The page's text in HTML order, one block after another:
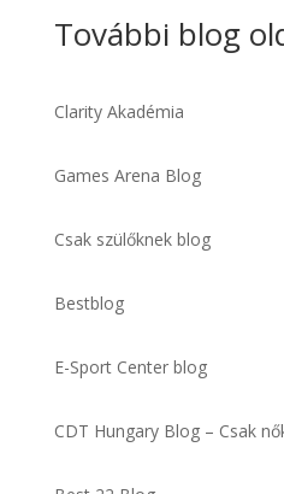
További blog
Clarity Akadémia
Games Arena Blog
Csak szülőknek blog
Bestblog
E-Sport Center blog
CDT Hungary Blog – Csak